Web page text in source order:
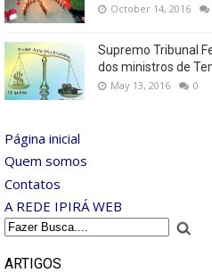
October 14, 2016
Supremo Tribunal
dos ministros de
May 13, 2016 0
Página inicial
Quem somos
Contatos
A REDE IPIRÁ WEB
ARTIGOS